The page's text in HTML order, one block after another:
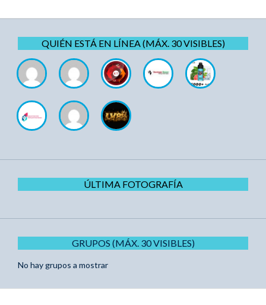
QUIÉN ESTÁ EN LÍNEA (MÁX. 30 VISIBLES)
ÚLTIMA FOTOGRAFÍA
GRUPOS (MÁX. 30 VISIBLES)
No hay grupos a mostrar